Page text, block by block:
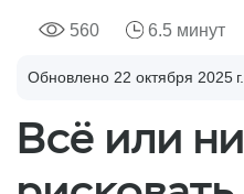
560 6.5 минут
Обновлено 22 октября 2025
Всё или